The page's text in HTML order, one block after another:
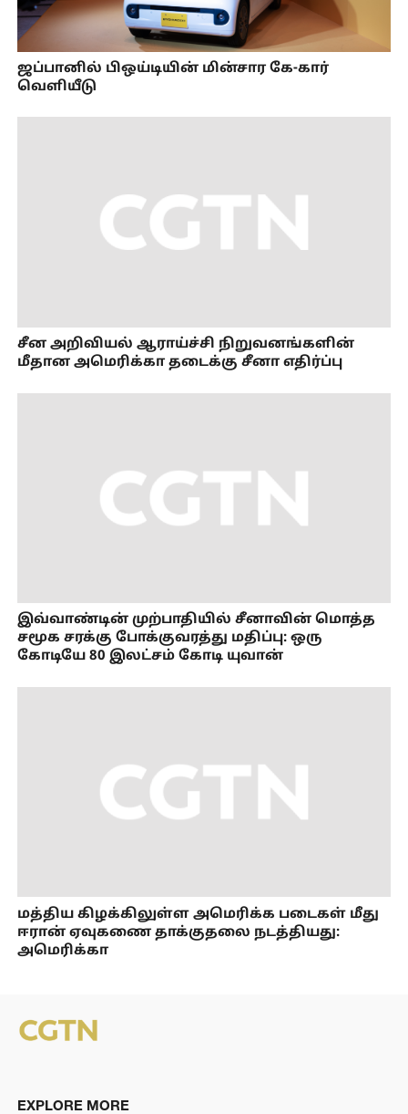
ஜப்பானில் பிஒய்டியின் மின்சார கே-கார்
வெளியீடு
சீன அறிவியல் ஆராய்ச்சி நிறுவனங்களின்
மீதான அமெரிக்கா தடைக்கு சீனா எதிர்ப்பு
இவ்வாண்டின் முற்பாதியில் சீனாவின் மொத்த
சமூக சரக்கு போக்குவரத்து மதிப்பு: ஒரு
கோடியே 80 இலட்சம் கோடி யுவான்
மத்திய கிழக்கிலுள்ள அமெரிக்க படைகள் மீது
ஈரான் ஏவுகணை தாக்குதலை நடத்தியது:
அமெரிக்கா
EXPLORE MORE